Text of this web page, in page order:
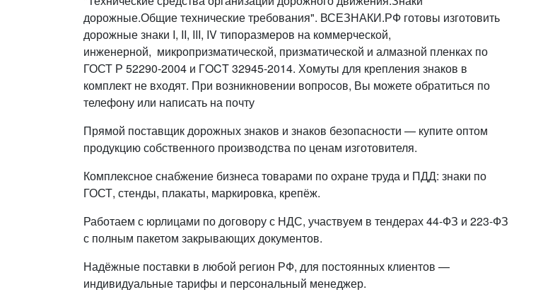
дорожные.Общие технические требования". ВСЕЗНАКИ.РФ готовы изготовить
дорожные знаки I, II, III, IV типоразмеров на коммерческой,
инженерной, микропризматической, призматической и алмазной пленках по
ГОСТ Р 52290-2004 и ГOCT 32945-2014. Хомуты для крепления знаков в
комплект не входят. При возникновении вопросов, Вы можете обратиться по
телефону или написать на почту
Прямой поставщик дорожных знаков и знаков безопасности — купите оптом
продукцию собственного производства по ценам изготовителя.
Комплексное снабжение бизнеса товарами по охране труда и ПДД: знаки по
ГОСТ, стенды, плакаты, маркировка, крепёж.
Работаем с юрлицами по договору с НДС, участвуем в тендерах 44-ФЗ и 223-ФЗ
с полным пакетом закрывающих документов.
Надёжные поставки в любой регион РФ, для постоянных клиентов —
индивидуальные тарифы и персональный менеджер.